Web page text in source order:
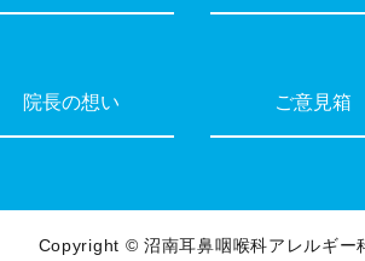
院長の想い ご意見箱
Copyright © 沼南耳鼻咽喉科アレルギー